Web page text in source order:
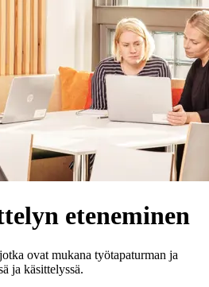
eteneminen
ovat mukana työtapaturman ja
ja käsittelyssä.